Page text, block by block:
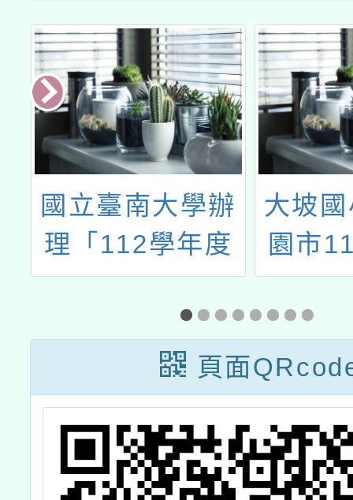
國立臺南大學辦
理「112學年度
課程推動工作課
程與教學輔導組
語文領域本土語
文組『十二年國
民基本教育本土
語文差異化教學
大坡
園市
文競賽
字音
暑期
頁面